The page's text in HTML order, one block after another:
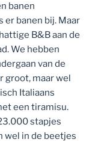
banen
banen bij. Maar
B&B aan de
We hebben
van de
groot, maar wel
Italiaans
een tiramisu.
stapjes
wel in de beetjes